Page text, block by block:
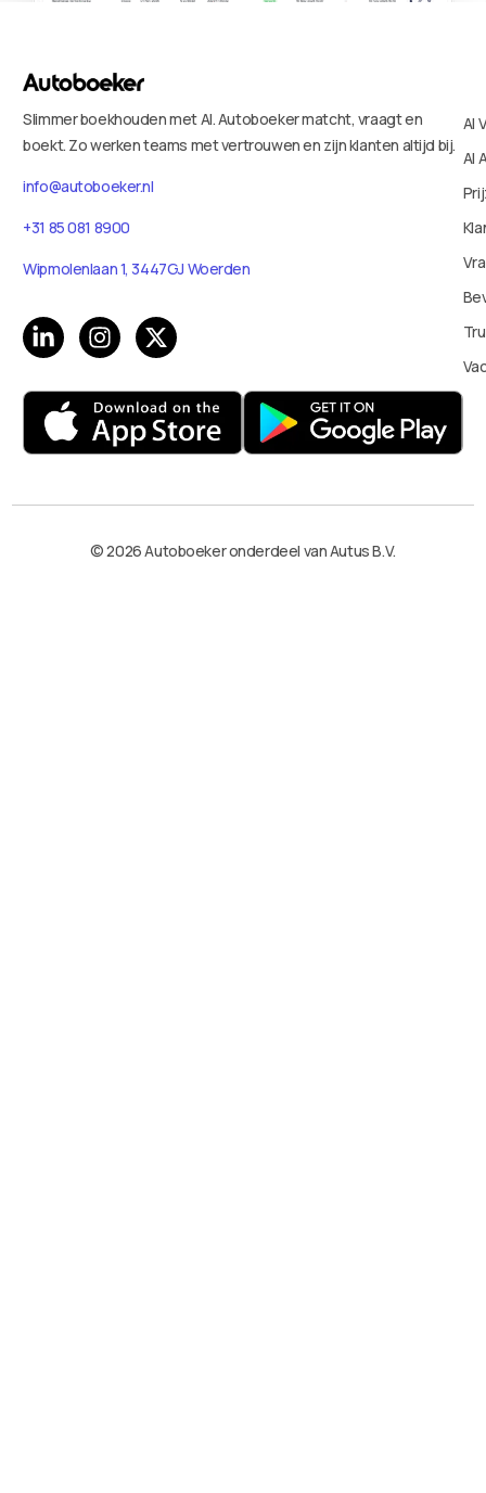
Slimmer boekhouden met AI. Autoboeker matcht, vraagt en
boekt. Zo werken teams met vertrouwen en zijn klanten altijd bij.
info@autoboeker.nl
+31 85 081 8900
Wipmolenlaan 1, 3447GJ Woerden
AI
AI
© 2026 Autoboeker onderdeel van Autus B.V.